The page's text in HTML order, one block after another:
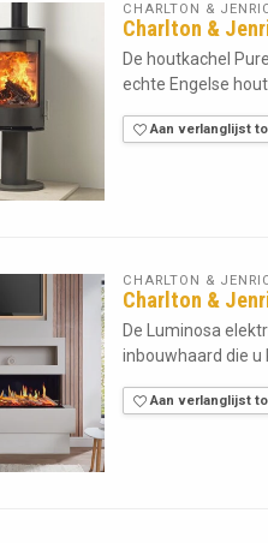
CHARLTON &
Charlton &
De houtkachel
echte Engelse
Aan verlanglijst
CHARLTON &
Charlton &
De Luminosa
inbouwhaard die u
Aan verlanglijst